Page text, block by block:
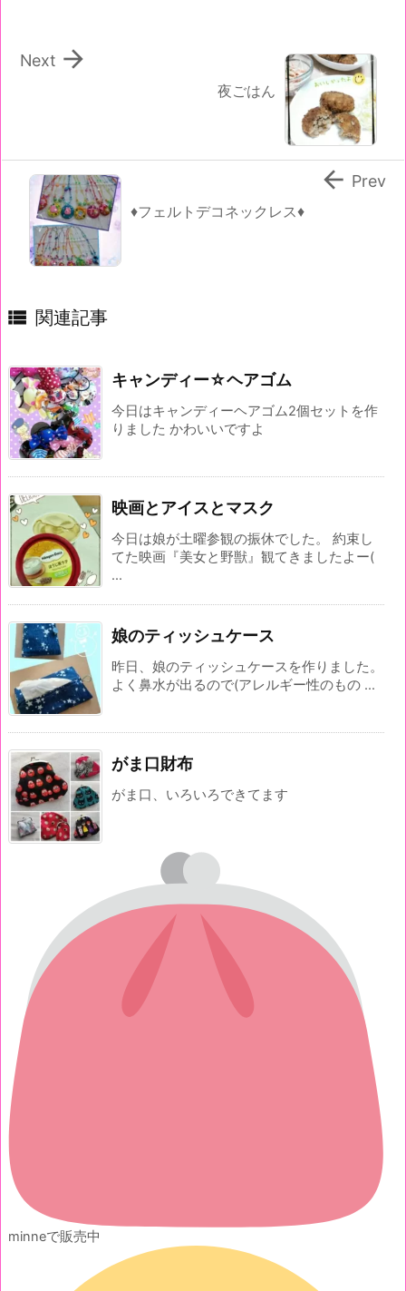
夜ごはん

Next
♦フェルトデコネックレス♦
 Prev
 関連記事
キャンディー☆ヘアゴム
今日はキャンディーヘアゴム2個セットを作
りました かわいいですよ
映画とアイスとマスク
今日は娘が土曜参観の振休でした。 約束し
てた映画『美女と野獣』観てきましたよー(
...
娘のティッシュケース
昨日、娘のティッシュケースを作りました。
よく鼻水が出るので(アレルギー性のもの ...
がま口財布
がま口、いろいろできてます
minneで販売中